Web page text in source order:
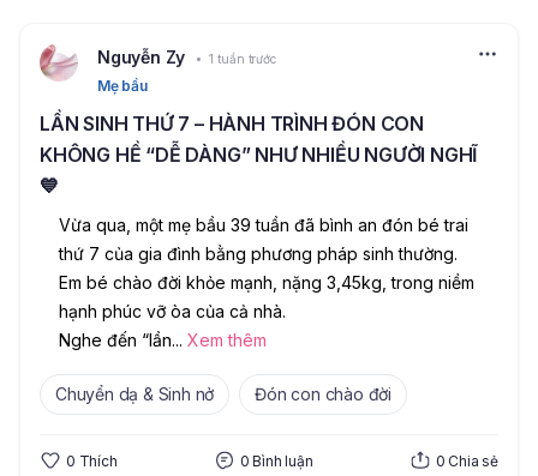
Nguyễn Zy 1 tuần trước
Mẹ bầu
LẦN SINH THỨ 7 – HÀNH TRÌNH ĐÓN CON
KHÔNG HỀ “DỄ DÀNG” NHƯ NHIỀU NGƯỜI NGHĨ
💙
Vừa qua, một mẹ bầu 39 tuần đã bình an đón bé trai
thứ 7 của gia đình bằng phương pháp sinh thường.
Em bé chào đời khỏe mạnh, nặng 3,45kg, trong niềm
hạnh phúc vỡ òa của cả nhà.
Nghe đến “lần... Xem thêm
Chuyển dạ & Sinh nở Đón con chào đời
0 Thích 0 Bình luận 0 Chia sẻ